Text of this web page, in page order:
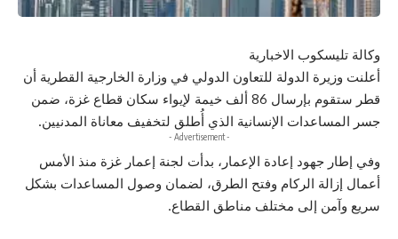
وكالة تليسكوب الاخبارية
أعلنت وزيرة الدولة للتعاون الدولي في وزارة الخارجية القطرية أن
قطر ستقوم بإرسال 86 ألف خيمة لإيواء سكان قطاع غزة، ضمن
جسر المساعدات الإنسانية الذي أُطلق لتخفيف معاناة المدنيين.
- Advertisement -
وفي إطار جهود إعادة الإعمار، بدأت لجنة إعمار غزة منذ الأمس
أعمال إزالة الركام وفتح الطرق، لضمان وصول المساعدات بشكل
سريع وآمن إلى مختلف مناطق القطاع.